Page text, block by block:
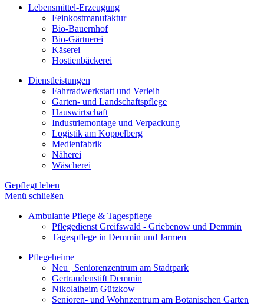
Lebensmittel-Erzeugung
Feinkostmanufaktur
Bio-Bauernhof
Bio-Gärtnerei
Käserei
Hostienbäckerei
Dienstleistungen
Fahrradwerkstatt und Verleih
Garten- und Landschaftspflege
Hauswirtschaft
Industriemontage und Verpackung
Logistik am Koppelberg
Medienfabrik
Näherei
Wäscherei
Gepflegt leben
Menü schließen
Ambulante Pflege & Tagespflege
Pflegedienst Greifswald - Griebenow und Demmin
Tagespflege in Demmin und Jarmen
Pflegeheime
Neu | Seniorenzentrum am Stadtpark
Gertraudenstift Demmin
Nikolaiheim Gützkow
Senioren- und Wohnzentrum am Botanischen Garten